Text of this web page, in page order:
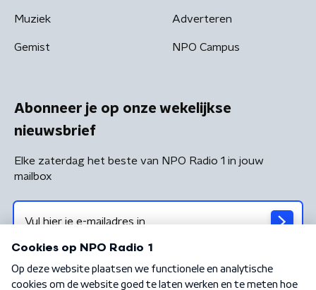
Muziek
Gemist
Adverteren
NPO Campus
Abonneer je op onze wekelijkse
nieuwsbrief
Elke zaterdag het beste van NPO Radio 1 in jouw
mailbox